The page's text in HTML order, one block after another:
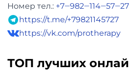
Номер тел.: +7‒982‒114‒57‒27
https://t.me/+79821145727
https://vk.com/protherapy
ТОП лучших